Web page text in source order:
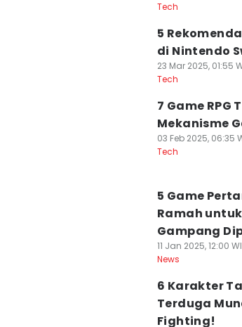
Tech
5
di Nintendo
23 Mar 2025, 01:55
Tech
7 Game RPG
Mekanisme
03 Feb 2025, 06:35
Tech
5 Game
Ramah
Gampang
11 Jan 2025, 12:00
News
6 Karakter
Terduga
Fighting!